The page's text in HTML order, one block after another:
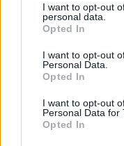
I want to opt-out
personal data.
Opted In
I want to opt-out
Personal Data.
Opted In
I want to opt-out
Personal Data for
Opted In